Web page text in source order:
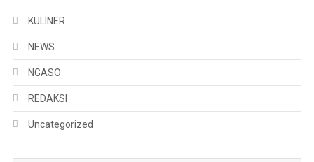
KULINER
NEWS
NGASO
REDAKSI
Uncategorized